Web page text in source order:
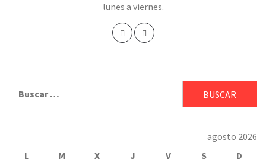
lunes a viernes.
agosto 2026
L
M X J V S
D